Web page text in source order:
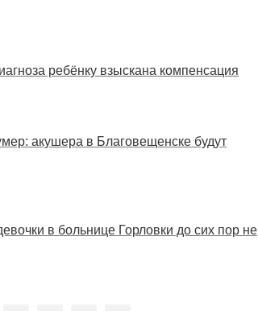
ребёнку взыскана компенсация
акушера в Благовещенске будут
в больнице Горловки до сих пор не